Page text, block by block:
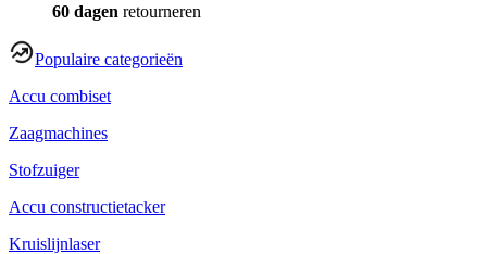
60 dagen retourneren
Populaire categorieën
Accu combiset
Zaagmachines
Stofzuiger
Accu constructietacker
Kruislijnlaser